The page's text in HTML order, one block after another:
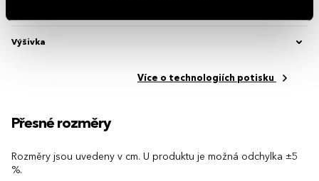
Výšivka
Více o technologiích potisku
Přesné rozměry
Rozměry jsou uvedeny v cm. U produktu je možná odchylka ±5
%.